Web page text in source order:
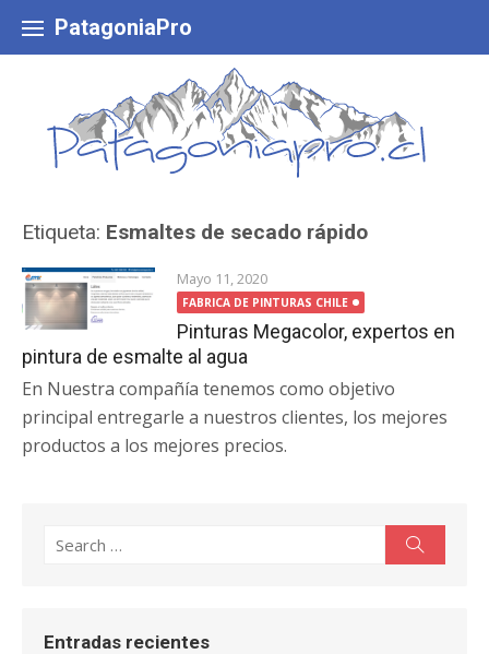
content
PatagoniaPro
Etiqueta: Esmaltes de secado rápido
Mayo 11, 2020
FABRICA DE PINTURAS CHILE
Pinturas Megacolor, expertos en
pintura de esmalte al agua
En Nuestra compañía tenemos como objetivo
principal entregarle a nuestros clientes, los mejores
productos a los mejores precios.
for:
Entradas recientes